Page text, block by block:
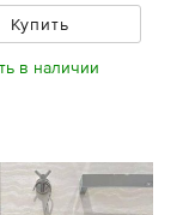
Купить
в наличии